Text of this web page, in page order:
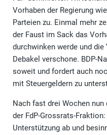
Vorhaben der Regierung
Parteien zu. Einmal mehr
der Faust im Sack das
durchwinken werde und
Debakel verschone. BDP-
soweit und fordert auch
mit Steuergeldern zu
Nach fast drei Wochen
der FdP-Grossrats-
Unterstützung ab und